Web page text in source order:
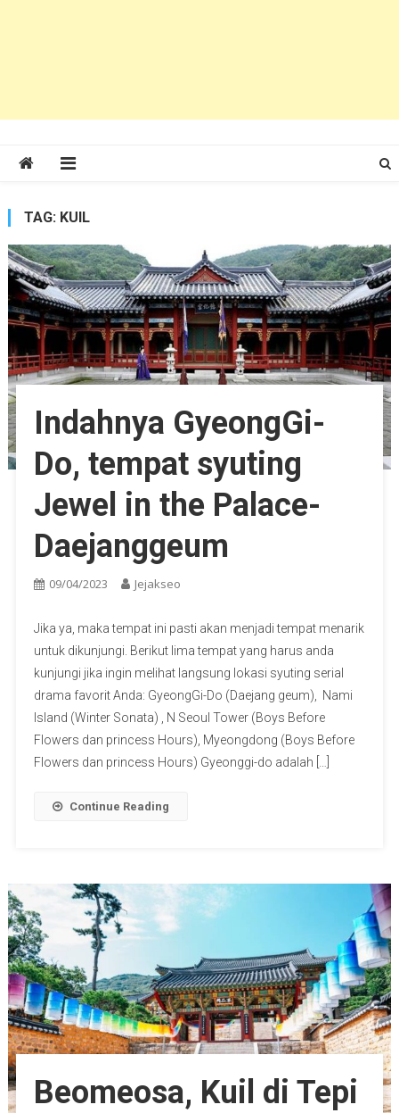
TAG: KUIL
Indahnya GyeongGi-
Do, tempat syuting
Jewel in the Palace-
Daejanggeum
09/04/2023 Jejakseo
Jika ya, maka tempat ini pasti akan menjadi tempat menarik
untuk dikunjungi. Berikut lima tempat yang harus anda
kunjungi jika ingin melihat langsung lokasi syuting serial
drama favorit Anda: GyeongGi-Do (Daejang geum), Nami
Island (Winter Sonata) , N Seoul Tower (Boys Before
Flowers dan princess Hours), Myeongdong (Boys Before
Flowers dan princess Hours) Gyeonggi-do adalah […]
Continue Reading
Beomeosa, Kuil di Tepi